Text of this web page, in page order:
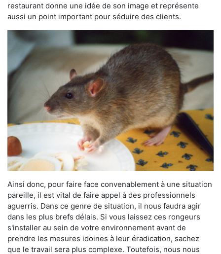
restaurant donne une idée de son image et représente
aussi un point important pour séduire des clients.
Ainsi donc, pour faire face convenablement à une situation
pareille, il est vital de faire appel à des professionnels
aguerris. Dans ce genre de situation, il nous faudra agir
dans les plus brefs délais. Si vous laissez ces rongeurs
s'installer au sein de votre environnement avant de
prendre les mesures idoines à leur éradication, sachez
que le travail sera plus complexe. Toutefois, nous nous